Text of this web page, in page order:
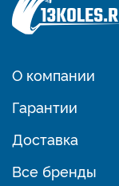
О компании
Гарантии
Доставка
Все бренды